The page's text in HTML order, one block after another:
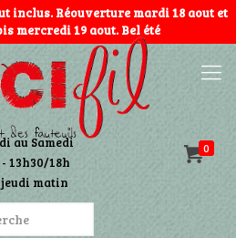
inclus. Réouverture mardi 18 aout et
mercredi 19 aout. Bel été
0
au Samedi
13h30/18h
jeudi matin